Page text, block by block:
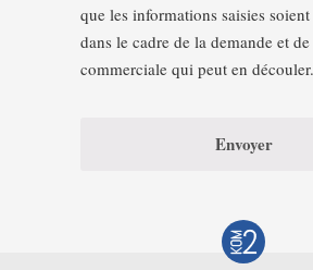
que les informations saisies
dans le cadre de la demande et
commerciale qui peut en découler.